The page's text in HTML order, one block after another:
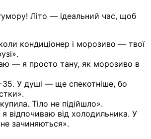
Літо — ідеальний час, щоб
кондиціонер і морозиво — твої
— я просто тану, як морозиво в
У душі — ще спекотніше, бо
Тіло не підійшло».
я відпочиваю від холодильника. У
зачиняються».